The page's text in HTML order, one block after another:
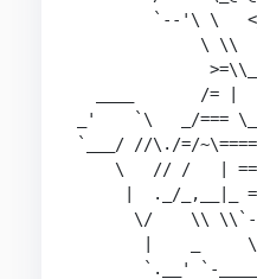
`--'\ \
\ \\
____       /= |
_'    `\   _/===
`___/ //\./=/
\   // /   |
|  ._/_,__|_
\/    \\
|    _
`.__' `-